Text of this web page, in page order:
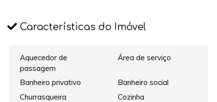
Características do Imóvel
Aquecedor de
passagem
Área de serviço
Banheiro privativo
Banheiro social
Churrasqueira
Cozinha